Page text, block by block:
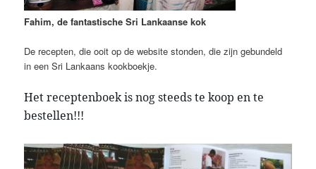
Fahim, de fantastische Sri Lankaanse kok
De recepten, die ooit op de website stonden, die zijn gebundeld
in een Sri Lankaans kookboekje.
Het receptenboek is nog steeds te koop en te
bestellen!!!